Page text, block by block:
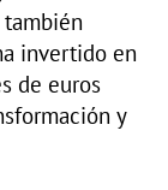
también
invertido en
de euros
y